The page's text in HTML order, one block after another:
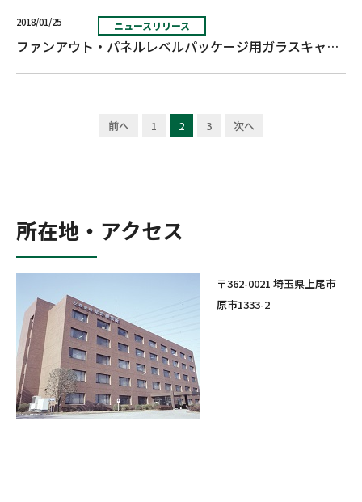
2018/01/25 ニュースリリース
ファンアウト・パネルレベルパッケージ用ガラスキャリア付き微細回路形成用材料「HRDP®」を開発
前へ 1 2 3 次へ
所在地・アクセス
〒362-0021 埼玉県上尾市
原市1333-2